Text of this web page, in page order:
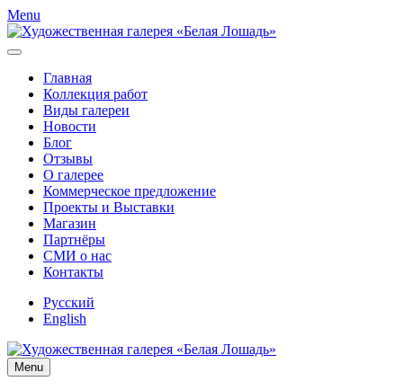
Menu
Главная
Коллекция работ
Виды галереи
Новости
Блог
Отзывы
О галерее
Коммерческое предложение
Проекты и Выставки
Магазин
Партнёры
СМИ о нас
Контакты
Русский
English
Menu